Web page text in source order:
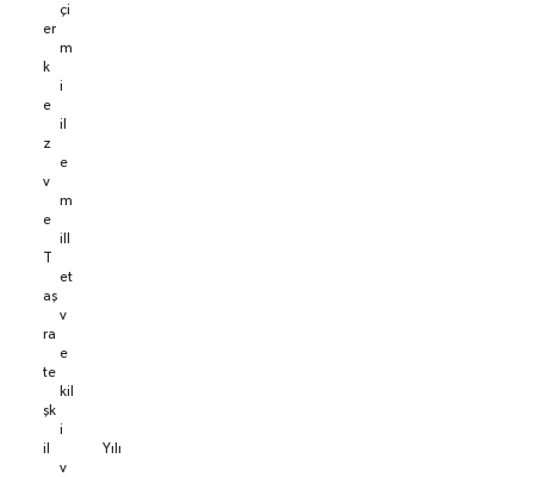
er
k
e
z
v
e
aş
ra
te
şk
il
çi
m
i
il
e
m
ill
et
v
e
kil
i
v
Yılı